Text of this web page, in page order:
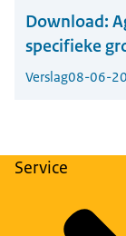
Download:
specifieke
Verslag08-06-
Service